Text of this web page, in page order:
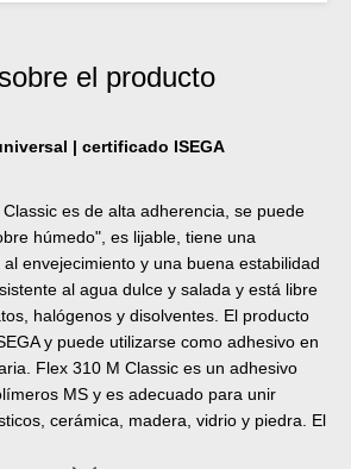
el producto
| certificado ISEGA
es de alta adherencia, se puede
húmedo", es lijable, tiene una
envejecimiento y una buena estabilidad
al agua dulce y salada y está libre
halógenos y disolventes. El producto
y puede utilizarse como adhesivo en
Flex 310 M Classic es un adhesivo
MS y es adecuado para unir
cerámica, madera, vidrio y piedra. El